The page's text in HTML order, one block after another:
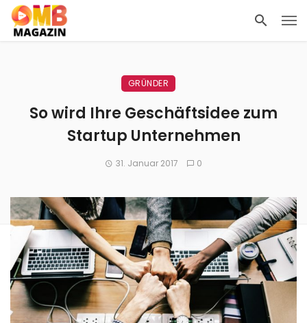
GRÜNDER
So wird Ihre Geschäftsidee zum
Startup Unternehmen
31. Januar 2017 0